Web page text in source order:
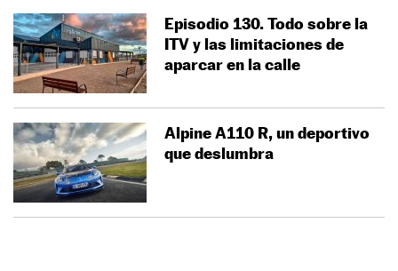
Episodio 130. Todo sobre la
ITV y las limitaciones de
aparcar en la calle
Alpine A110 R, un deportivo
que deslumbra